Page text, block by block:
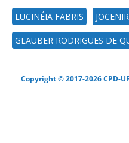
LUCINÉIA FABRIS
GLAUBER RODRIGUES DE
Copyright © 2017-2026 CPD-